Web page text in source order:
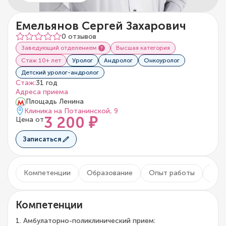
Емельянов Сергей Захарович
0 отзывов
Заведующий отделением
Высшая категория
Стаж 10+ лет
Уролог Андролог
Онкоуролог
Детский уролог-андролог
Стаж:31 год
Адреса приема
Площадь Ленина
Клиника на Потанинской, 9
Цена от3 200 ₽
Записаться
Компетенции Образование Опыт работы
Компетенции
Амбулаторно-поликлинический прием: